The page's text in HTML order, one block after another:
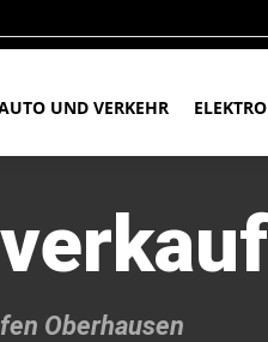
UND VERKEHR
Oberhausen